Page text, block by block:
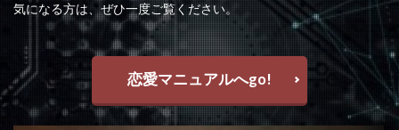
気になる方は、ぜひ一度ご覧ください。
恋愛マニュアルへgo!